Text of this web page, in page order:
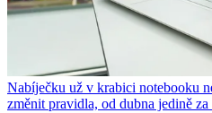
Nabíječku už v krabici notebooku
změnit pravidla, od dubna jedině za